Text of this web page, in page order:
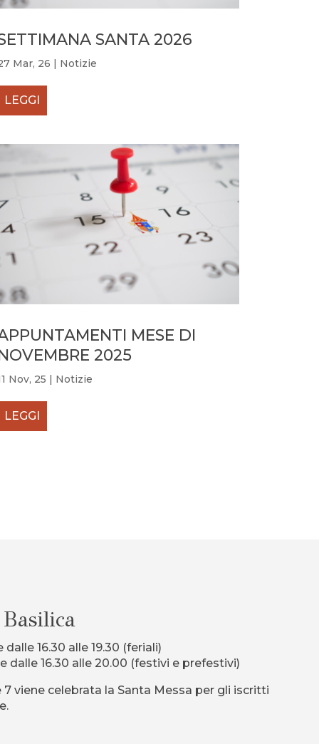
SANTA 2026
Mar, 26 Notizie
LEGGI
MESE DI
2025
Nov, 25 | Notizie
LEGGI
dalle 16.30 alle 19.30 (feriali)
dalle 16.30 alle 20.00 (festivi e prefestivi)
viene celebrata la Santa Messa per gli iscritti